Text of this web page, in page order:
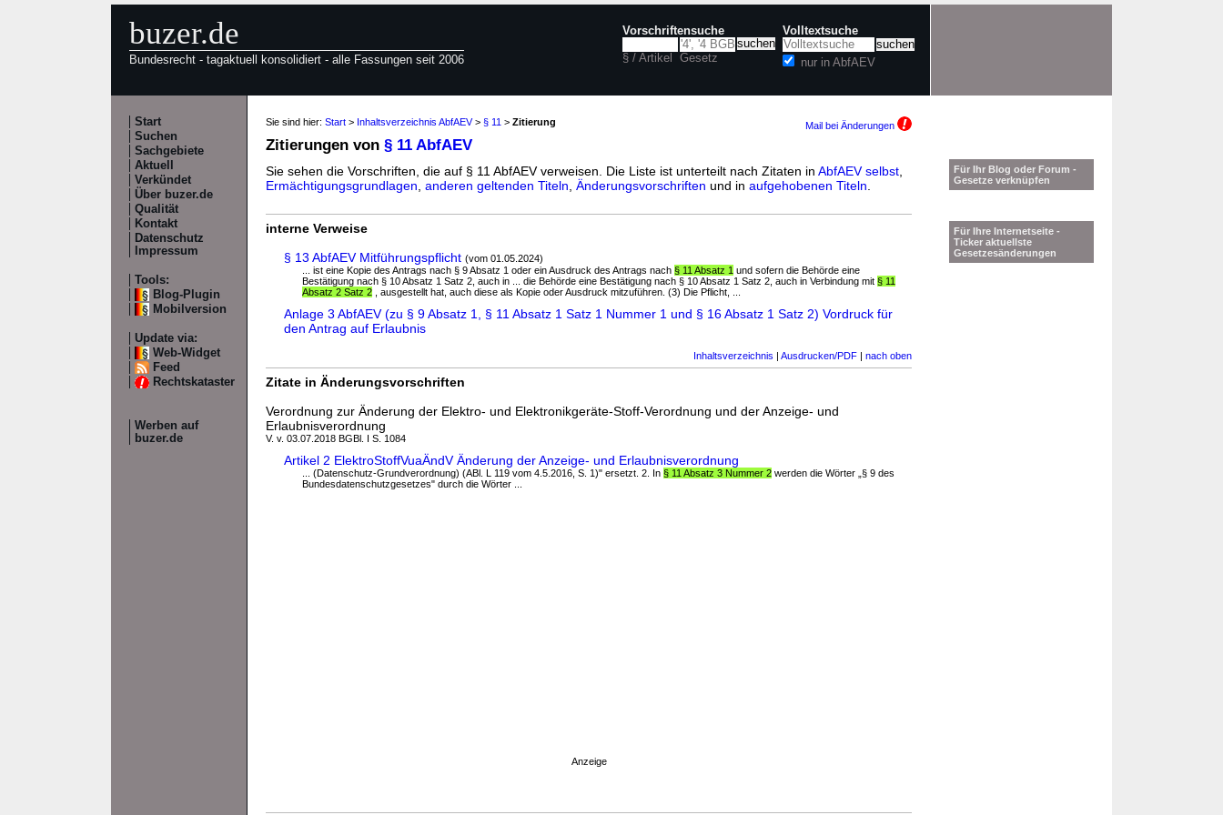
buzer.de
Bundesrecht - tagaktuell konsolidiert - alle Fassungen seit 2006
Vorschriftensuche
§ / Artikel Gesetz
Volltextsuche
nur in AbfAEV
Start
Suchen
Sachgebiete
Aktuell
Verkündet
Über buzer.de
Qualität
Kontakt
Datenschutz
Impressum
Tools:
Blog-Plugin
Mobilversion
Update via:
Web-Widget
Feed
Rechtskataster
Werben auf
buzer.de
Sie sind hier: Start > Inhaltsverzeichnis AbfAEV> § 11 > Zitierung Mail bei Änderungen
Zitierungen von § 11 AbfAEV
Sie sehen die Vorschriften, die auf § 11 AbfAEV verweisen. Die Liste ist unterteilt nach Zitaten in AbfAEV selbst
Ermächtigungsgrundlagen anderen geltenden Titeln Änderungsvorschriften und in aufgehobenen Titeln
interne Verweise
§ 13 AbfAEV Mitführungspflicht (vom 01.05.2024)
... ist eine Kopie des Antrags nach § 9 Absatz 1 oder ein Ausdruck des Antrags nach § 11 Absatz 1 und sofern die Behörde eine
Bestätigung nach § 10 Absatz 1 Satz 2, auch in ... die Behörde eine Bestätigung nach § 10 Absatz 1 Satz 2, auch in Verbindung mit § 11
Absatz 2 Satz 2 , ausgestellt hat, auch diese als Kopie oder Ausdruck mitzuführen. (3) Die Pflicht, ...
Anlage 3 AbfAEV (zu § 9 Absatz 1, § 11 Absatz 1 Satz 1 Nummer 1 und § 16 Absatz 1 Satz 2) Vordruck für
den Antrag auf Erlaubnis
Inhaltsverzeichnis | Ausdrucken/PDF | nach oben
Zitate in Änderungsvorschriften
Verordnung zur Änderung der Elektro- und Elektronikgeräte-Stoff-Verordnung und der Anzeige- und
Erlaubnisverordnung
V. v. 03.07.2018 BGBl. I S. 1084
Artikel 2 ElektroStoffVuaÄndV Änderung der Anzeige- und Erlaubnisverordnung
... (Datenschutz-Grundverordnung) (ABl. L 119 vom 4.5.2016, S. 1)" ersetzt. 2. In § 11 Absatz 3 Nummer 2 werden die Wörter „§ 9 des
Bundesdatenschutzgesetzes" durch die Wörter ...
Anzeige
Für Ihr Blog oder Forum -
Gesetze verknüpfen
Für Ihre Internetseite -
Ticker aktuellste
Gesetzesänderungen